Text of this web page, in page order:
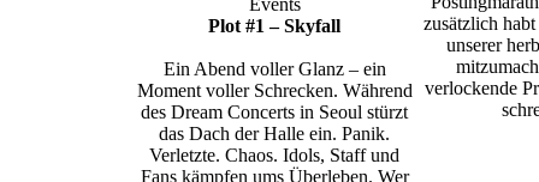
Events
Plot #1 – Skyfall
Ein Abend voller Glanz – ein
Moment voller Schrecken. Während
des Dream Concerts in Seoul stürzt
das Dach der Halle ein. Panik.
Verletzte. Chaos. Idols, Staff und
Fans kämpfen ums Überleben. Wer
zusätzlich
unserer
verlockende